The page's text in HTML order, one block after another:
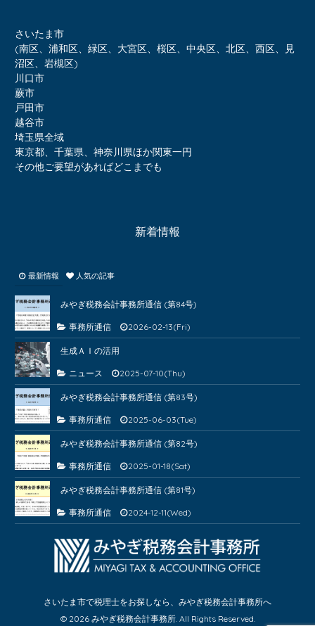
さいたま市
(南区、浦和区、緑区、大宮区、桜区、中央区、北区、西区、見
沼区、岩槻区)
川口市
蕨市
戸田市
越谷市
埼玉県全域
東京都、千葉県、神奈川県ほか関東一円
その他ご要望があればどこまでも
新着情報
最新情報 人気の記事
みやぎ税務会計事務所通信 (第84号)
事務所通信 2026-02-13(Fri)
生成ＡＩの活用
ニュース 2025-07-10(Thu)
みやぎ税務会計事務所通信 (第83号)
事務所通信 2025-06-03(Tue)
みやぎ税務会計事務所通信 (第82号)
事務所通信 2025-01-18(Sat)
みやぎ税務会計事務所通信 (第81号)
事務所通信 2024-12-11(Wed)
さいたま市で税理士をお探しなら、みやぎ税務会計事務所へ
© 2026 みやぎ税務会計事務所. All Rights Reserved.